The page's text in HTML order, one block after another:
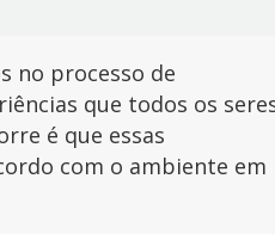
no processo de
que todos os
é que essas
com o ambiente em